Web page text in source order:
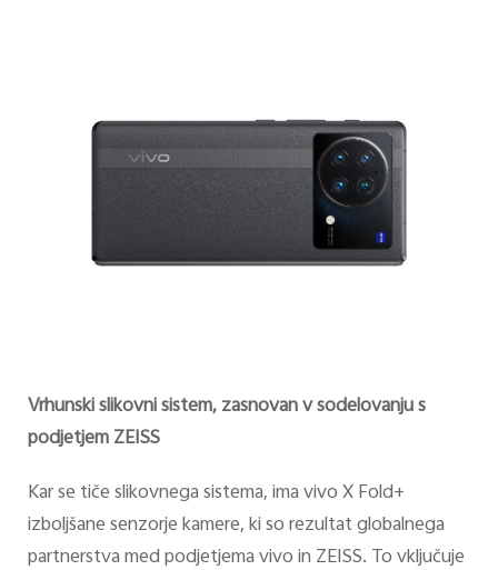
Vrhunski slikovni sistem, zasnovan v sodelovanju s
podjetjem ZEISS
Kar se tiče slikovnega sistema, ima vivo X Fold+
izboljšane senzorje kamere, ki so rezultat globalnega
partnerstva med podjetjema vivo in ZEISS. To vključuje